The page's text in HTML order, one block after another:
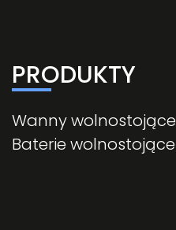
PRODUKTY
Wanny wolnostojące
Baterie wolnostojące